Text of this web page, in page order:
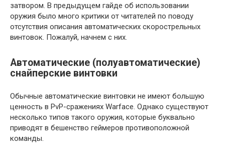
затвором. В предыдущем гайде об использовании
оружия было много критики от читателей по поводу
отсутствия описания автоматических скорострельных
винтовок. Пожалуй, начнем с них.
Автоматические (полуавтоматические)
снайперские винтовки
Обычные автоматические винтовки не имеют большую
ценность в PvP-сражениях Warface. Однако существуют
несколько типов такого оружия, которые буквально
приводят в бешенство геймеров противоположной
команды.